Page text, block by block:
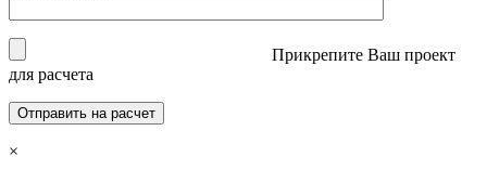
Прикрепите Ваш проект
для расчета
×